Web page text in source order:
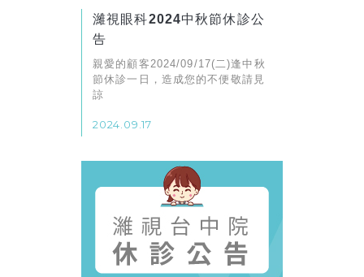
濰視眼科2024中秋節休診公
告
親愛的顧客2024/09/17(二)逢中秋
節休診一日，造成您的不便敬請見
諒
2024.09.17